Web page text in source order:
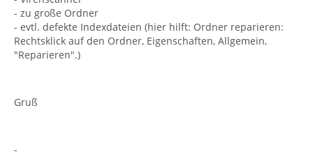
- zu große Ordner
- evtl. defekte Indexdateien (hier hilft: Ordner reparieren:
Rechtsklick auf den Ordner, Eigenschaften, Allgemein,
"Reparieren".)
Gruß
-